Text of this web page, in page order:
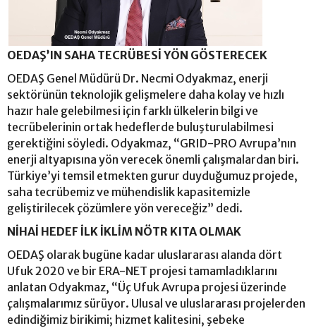
OEDAŞ’IN SAHA TECRÜBESİ YÖN GÖSTERECEK
OEDAŞ Genel Müdürü Dr. Necmi Odyakmaz, enerji
sektörünün teknolojik gelişmelere daha kolay ve hızlı
hazır hale gelebilmesi için farklı ülkelerin bilgi ve
tecrübelerinin ortak hedeflerde buluşturulabilmesi
gerektiğini söyledi. Odyakmaz, “GRID-PRO Avrupa’nın
enerji altyapısına yön verecek önemli çalışmalardan biri.
Türkiye’yi temsil etmekten gurur duyduğumuz projede,
saha tecrübemiz ve mühendislik kapasitemizle
geliştirilecek çözümlere yön vereceğiz” dedi.
NİHAİ HEDEF İLK İKLİM NÖTR KITA OLMAK
OEDAŞ olarak bugüne kadar uluslararası alanda dört
Ufuk 2020 ve bir ERA-NET projesi tamamladıklarını
anlatan Odyakmaz, “Üç Ufuk Avrupa projesi üzerinde
çalışmalarımız sürüyor. Ulusal ve uluslararası projelerden
edindiğimiz birikimi; hizmet kalitesini, şebeke